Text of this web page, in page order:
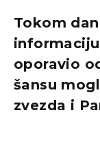
Tokom
oporavio
šansu
zvezda i